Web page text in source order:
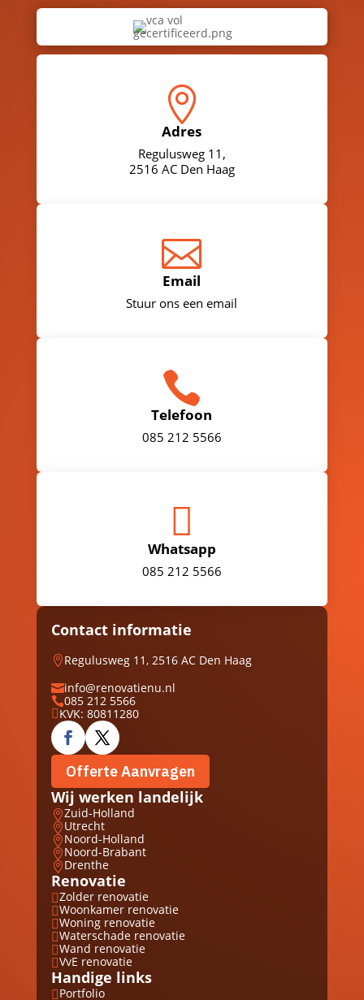

Adres
Regulusweg 11,
2516 AC Den Haag

Email
Stuur ons een email

Telefoon
085 212 5566

Whatsapp
085 212 5566
Contact informatie
Regulusweg 11, 2516 AC Den Haag
info@renovatienu.nl
085 212 5566
 KVK: 80811280
Offerte Aanvragen
Wij werken landelijk
Zuid-Holland
Utrecht
Noord-Holland
Noord-Brabant
Drenthe
Renovatie
Zolder renovatie
Woonkamer renovatie
Woning renovatie
Waterschade renovatie
Wand renovatie
VvE renovatie
Handige links
 Portfolio